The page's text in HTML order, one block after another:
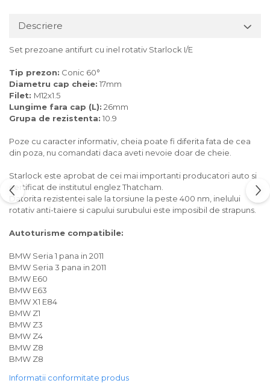
Descriere
Set prezoane antifurt cu inel rotativ Starlock I/E
Tip prezon: Conic 60°
Diametru cap cheie: 17mm
Filet: M12x1.5
Lungime fara cap (L): 26mm
Grupa de rezistenta: 10.9
Poze cu caracter informativ, cheia poate fi diferita fata de cea
din poza, nu comandati daca aveti nevoie doar de cheie.
Starlock este aprobat de cei mai importanti producatori auto si
certificat de institutul englez Thatcham.
Datorita rezistentei sale la torsiune la peste 400 nm, inelului
rotativ anti-taiere si capului surubului este imposibil de strapuns.
Autoturisme compatibile:
BMW Seria 1 pana in 2011
BMW Seria 3 pana in 2011
BMW E60
BMW E63
BMW X1 E84
BMW Z1
BMW Z3
BMW Z4
BMW Z8
BMW Z8
Informatii conformitate produs